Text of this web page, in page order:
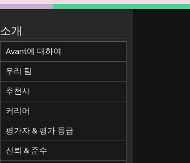
소개
Avant에 대하여
우리 팀
추천사
커리어
평가자 & 평가 등급
신뢰 & 준수